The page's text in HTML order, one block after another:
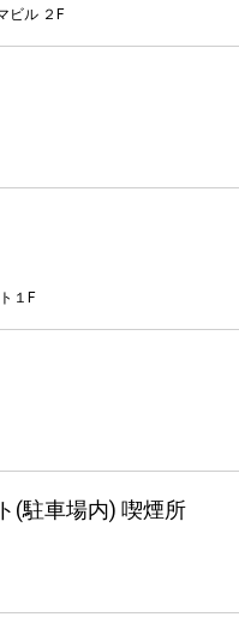
ビル ２F
１F
(駐車場内) 喫煙所